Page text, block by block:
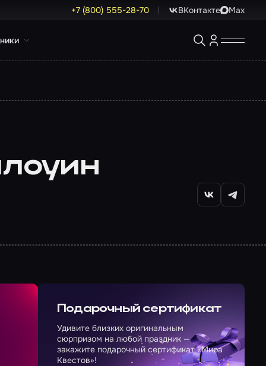
+7 (800) 555-28-70 ВКонтакте Max
Подарочный сертификат
Удивите близких оригинальным
сюрпризом на любой праздник —
закажите подарочный сертификат «Мира
Квестов»!